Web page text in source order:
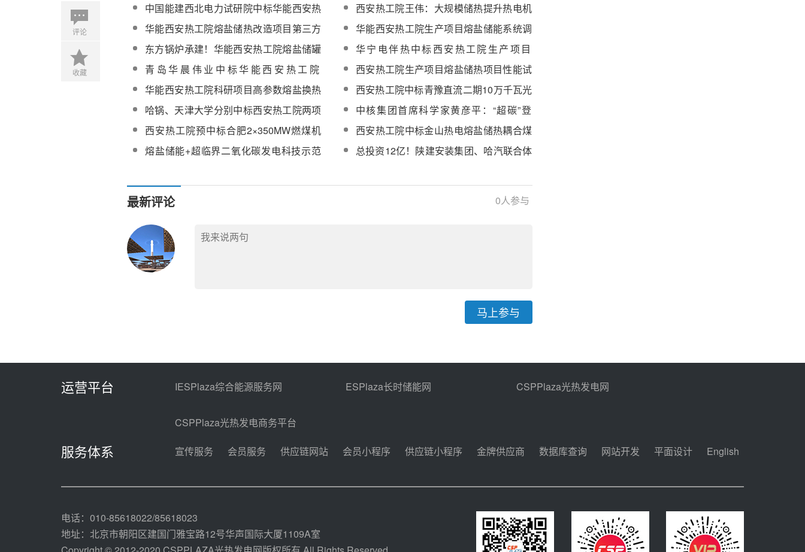
评论
收藏
中国能建西北电力试研院中标华能西安热
工院生产项目熔盐储能系统调试技术服务
采购
西安热工院王伟：大规模储热提升热电机
组灵活性技术
华能西安热工院熔盐储热改造项目第三方
性能试验服务采购
华能西安热工院生产项目熔盐储能系统调
试技术服务采购
东方锅炉承建！华能西安热工院熔盐储罐
项目高、低温熔盐储罐罐体安装全面完成
华宁电伴热中标西安热工院生产项目
500MW/2000MWh熔盐储能中心电伴热系
统设备
青岛华晨伟业中标华能西安热工院
500MW/2000MWh熔盐储能中心调试及运
维技术服务
西安热工院生产项目熔盐储热项目性能试
验服务采购
华能西安热工院科研项目高参数熔盐换热
器、给水预热器设计及性能分析服务采购
西安热工院中标青豫直流二期10万千瓦光
热项目性能试验
哈锅、天津大学分别中标西安热工院两项
熔盐科研项目
中核集团首席科学家黄彦平：“超碳”登
场，发电不再“烧开水”
西安热工院预中标合肥2×350MW燃煤机
组电加热熔盐储能提升机组灵活性改造项
目初步设计
西安热工院中标金山热电熔盐储热耦合煤
电机组调频调峰及安全供热供汽技术改造
项目设备采购
熔盐储能+超临界二氧化碳发电科技示范
总投资12亿！陕建安装集团、哈汽联合体
最新评论 0人参与
马上参与
运营平台 IESPlaza综合能源服务网 ESPlaza长时储能网 CSPPlaza光热发电网
CSPPlaza光热发电商务平台
服务体系 宣传服务 会员服务 供应链网站 会员小程序 供应链小程序 金牌供应商 数据库查询 网站开发 平面设计 English
电话：010-85618022/85618023
地址：北京市朝阳区建国门雅宝路12号华声国际大厦1109A室